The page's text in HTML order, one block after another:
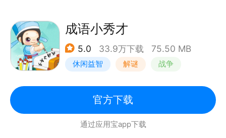
成语小秀才
5.0 33.9万下载 75.50 MB
休闲益智 解谜 战争
官方下载
通过应用宝app下载